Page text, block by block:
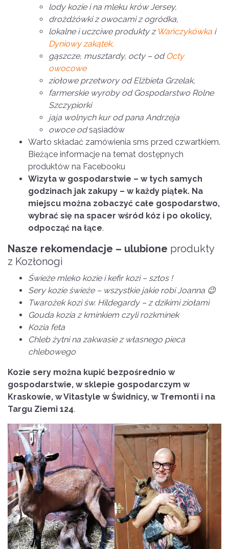
lody kozie i na mleku krów Jersey,
drożdżówki z owocami z ogródka,
lokalne i uczciwe produkty z Wańczykówka i
Dyniowy zakątek,
gąszcze, musztardy, octy – od Octy
owocowe
ziołowe przetwory od Elżbieta Grzelak,
farmerskie wyroby od Gospodarstwo Rolne
Szczypiorki
jaja wolnych kur od pana Andrzeja
owoce odsąsiadów
Warto składać zamówienia sms przed czwartkiem.
Bieżące informacje na temat dostępnych
produktów na Facebooku
Wizyta w gospodarstwie – w tych samych
godzinach jak zakupy – w każdy piątek. Na
miejscu można zobaczyć całe gospodarstwo,
wybrać się na spacer wśród kóz i po okolicy,
odpocząć na łące.
Nasze rekomendacje – ulubione produkty
z Kozłonogi
Świeże mleko kozie i kefir kozi – sztos !
Sery kozie świeże – wszystkie jakie robi Joanna 😉
Twarożek kozi św. Hildegardy – z dzikimi ziołami
Gouda kozia z kminkiem czyli rozkminek
Kozia feta
Chleb żytni na zakwasie z własnego pieca
chlebowego
Kozie sery można kupić bezpośrednio w
gospodarstwie, w sklepie gospodarczym w
Kraskowie, w Vitastyle w Świdnicy, w Tremonti i na
Targu Ziemi 124.